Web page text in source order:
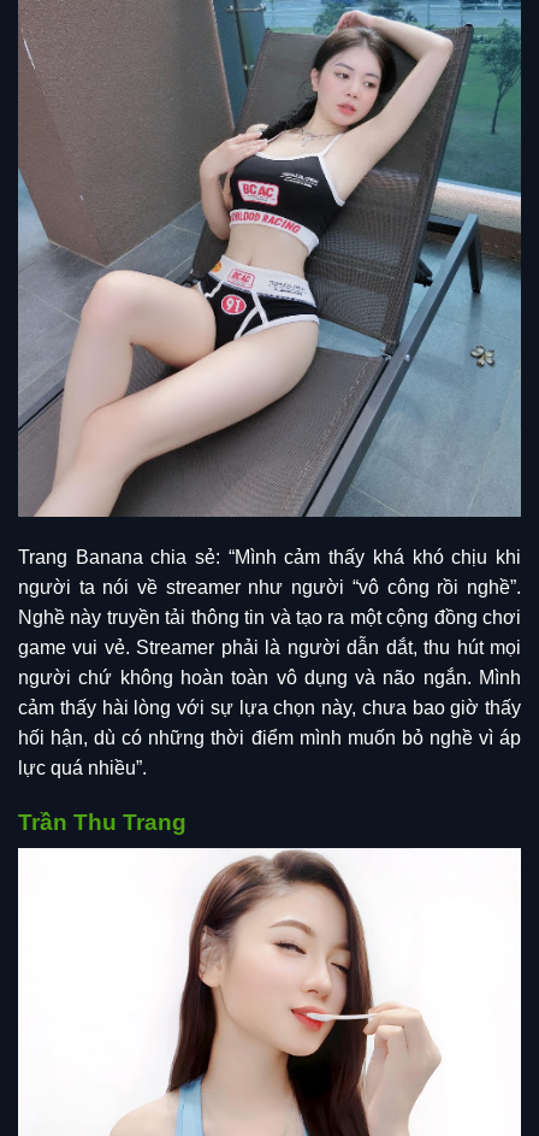
Trang Banana chia sẻ: “Mình cảm thấy khá khó chịu khi
người ta nói về streamer như người “vô công rồi nghề”.
Nghề này truyền tải thông tin và tạo ra một cộng đồng chơi
game vui vẻ. Streamer phải là người dẫn dắt, thu hút mọi
người chứ không hoàn toàn vô dụng và não ngắn. Mình
cảm thấy hài lòng với sự lựa chọn này, chưa bao giờ thấy
hối hận, dù có những thời điểm mình muốn bỏ nghề vì áp
lực quá nhiều”.
Trần Thu Trang